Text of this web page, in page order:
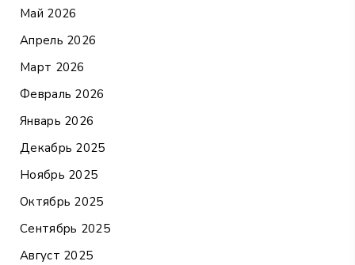
Май 2026
Апрель 2026
Март 2026
Февраль 2026
Январь 2026
Декабрь 2025
Ноябрь 2025
Октябрь 2025
Сентябрь 2025
Август 2025